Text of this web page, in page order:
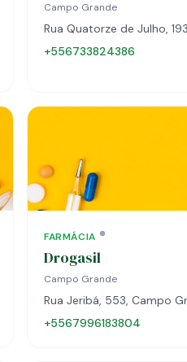
Campo Grande
Rua Quatorze de Julho,
+556733824386
FARMÁCIA
Drogasil
Campo Grande
Rua Jeribá, 553, Campo
+5567996183804